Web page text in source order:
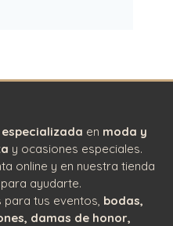
en moda y
y ocasiones especiales.
online y en nuestra tienda
ayudarte.
tus eventos, bodas,
damas de honor,